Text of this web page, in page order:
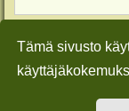
Tämä sivusto
Etusivu
Keskustelufoorumin